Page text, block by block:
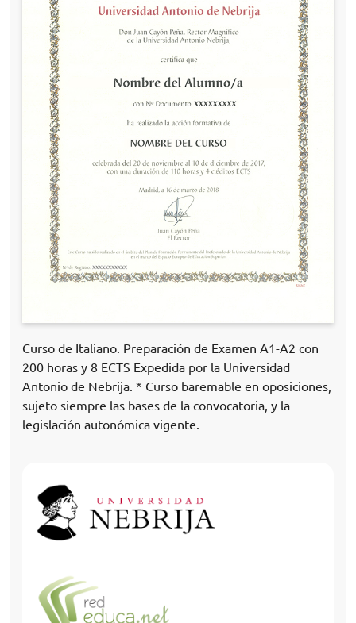
Curso de Italiano. Preparación de Examen A1-A2 con
200 horas y 8 ECTS Expedida por la Universidad
Antonio de Nebrija. * Curso baremable en oposiciones,
sujeto siempre las bases de la convocatoria, y la
legislación autonómica vigente.